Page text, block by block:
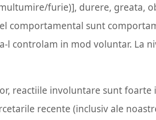
furie)], durere, greata,
comportamental sunt
l controlam in mod voluntar. La
reactiile involuntare sunt
recente (inclusiv ale